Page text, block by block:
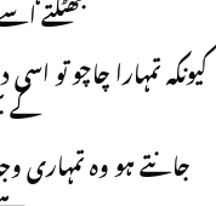
جھٹکتے
کے
جانتے ہو وہ تمہاری